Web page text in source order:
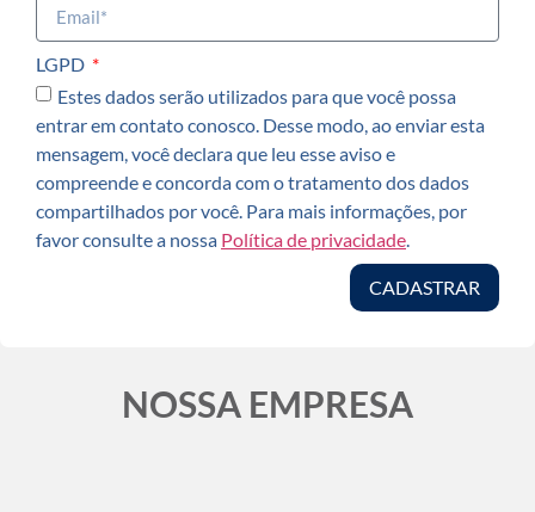
LGPD
Estes dados serão utilizados para que você possa
entrar em contato conosco. Desse modo, ao enviar esta
mensagem, você declara que leu esse aviso e
compreende e concorda com o tratamento dos dados
compartilhados por você. Para mais informações, por
favor consulte a nossa Política de privacidade
CADASTRAR
NOSSA EMPRESA